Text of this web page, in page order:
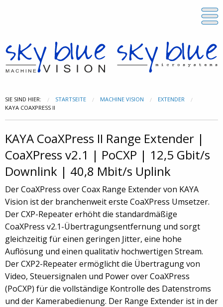
SIE SIND HIER: STARTSEITE MACHINE VISION
EXTENDER
KAYA COAXPRESS II
KAYA CoaXPress II Range Extender |
CoaXPress v2.1 | PoCXP | 12,5 Gbit/s
Downlink | 40,8 Mbit/s Uplink
Der CoaXPress over Coax Range Extender von KAYA
Vision ist der branchenweit erste CoaXPress Umsetzer.
Der CXP-Repeater erhöht die standardmäßige
CoaXPress v2.1-Übertragungsentfernung und sorgt
gleichzeitig für einen geringen Jitter, eine hohe
Auflösung und einen qualitativ hochwertigen Stream.
Der CXP2-Repeater ermöglicht die Übertragung von
Video, Steuersignalen und Power over CoaXPress
(PoCXP) für die vollständige Kontrolle des Datenstroms
und der Kamerabedienung. Der Range Extender ist in der